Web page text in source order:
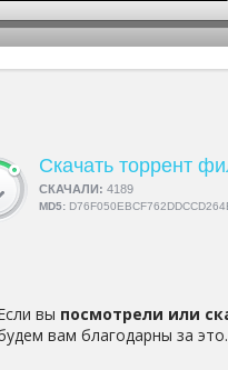
Скачать торрент
СКАЧАЛИ: 4189
MD5:
вы посмотрели или
вам благодарны за